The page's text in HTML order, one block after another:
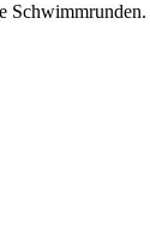
Schwimmrunden.